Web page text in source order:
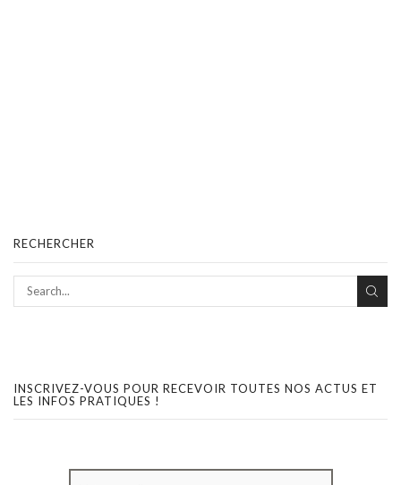
RECHERCHER
INSCRIVEZ-VOUS POUR RECEVOIR TOUTES NOS ACTUS ET
LES INFOS PRATIQUES !